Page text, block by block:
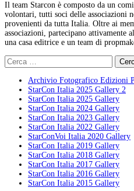
Il team Starcon è composto da un
volontari, tutti soci delle associazioni
provenienti da tutta Italia. Oltre ai
associazioni, partecipano attivamente
una casa editrice e un team di
Ricerca
per:
Archivio Fotografico Edizioni
StarCon Italia 2025 Gallery 2
StarCon Italia 2025 Gallery
StarCon Italia 2024 Gallery
StarCon Italia 2023 Gallery
StarCon Italia 2022 Gallery
StarConVoi Italia 2020 Gallery
StarCon Italia 2019 Gallery
StarCon Italia 2018 Gallery
StarCon Italia 2017 Gallery
StarCon Italia 2016 Gallery
StarCon Italia 2015 Gallery